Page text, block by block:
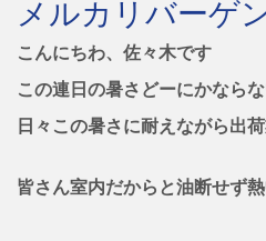
メルカリバーゲ
こんにちわ、佐々木です
この連日の暑さどーにかなら
日々この暑さに耐えながら出
皆さん室内だからと油断せず